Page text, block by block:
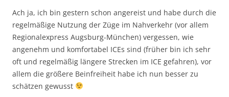
Ach ja, ich bin gestern schon angereist und habe durch die
regelmäßige Nutzung der Züge im Nahverkehr (vor allem
Regionalexpress Augsburg-München) vergessen, wie
angenehm und komfortabel ICEs sind (früher bin ich sehr
oft und regelmäßig längere Strecken im ICE gefahren), vor
allem die größere Beinfreiheit habe ich nun besser zu
schätzen gewusst